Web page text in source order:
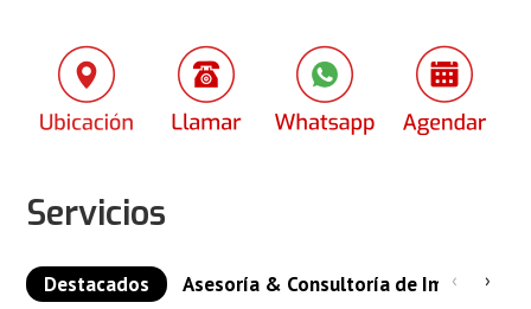
Servicios
Destacados Asesoría & Consultoría de Imagen
‹ ›